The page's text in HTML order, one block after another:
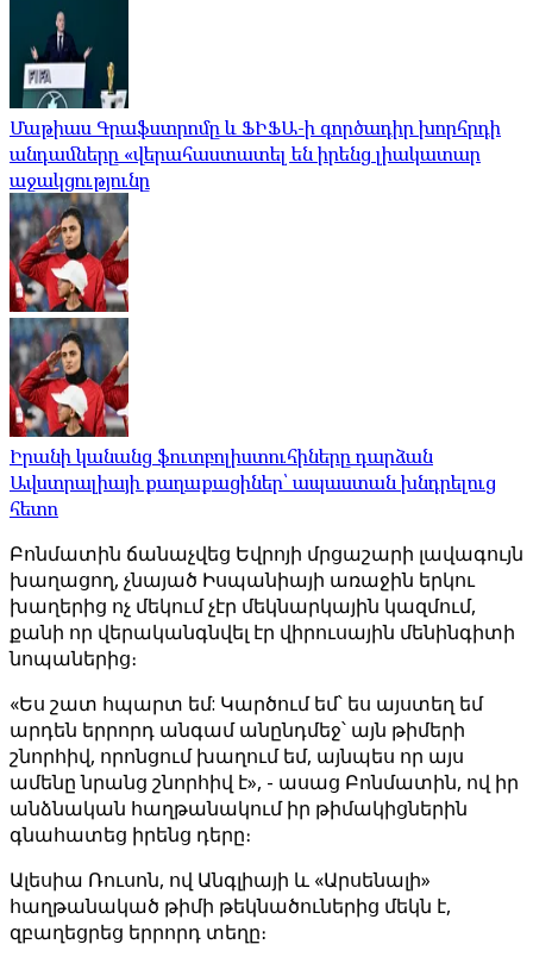
Մաթիաս Գրաֆստրոմը և ՖԻՖԱ-ի գործադիր խորհրդի
անդամները «վերահաստատել են իրենց լիակատար
աջակցությունը
Իրանի կանանց ֆուտբոլիստուհիները դարձան
Ավստրալիայի քաղաքացիներ՝ ապաստան խնդրելուց
հետո
Բոնմատին ճանաչվեց Եվրոյի մրցաշարի լավագույն
խաղացող, չնայած Իսպանիայի առաջին երկու
խաղերից ոչ մեկում չէր մեկնարկային կազմում,
քանի որ վերականգնվել էր վիրուսային մենինգիտի
նոպաներից։
«Ես շատ հպարտ եմ: Կարծում եմ՝ ես այստեղ եմ
արդեն երրորդ անգամ անընդմեջ՝ այն թիմերի
շնորհիվ, որոնցում խաղում եմ, այնպես որ այս
ամենը նրանց շնորհիվ է», - ասաց Բոնմատին, ով իր
անձնական հաղթանակում իր թիմակիցներին
գնահատեց իրենց դերը։
Ալեսիա Ռուսոն, ով Անգլիայի և «Արսենալի»
հաղթանակած թիմի թեկնածուներից մեկն է,
զբաղեցրեց երրորդ տեղը։